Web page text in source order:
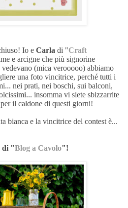
Io e Carla di "Craft
e arcigne che più signorine
(mica verooooo) abbiamo
una foto vincitrice, perché tutti i
nei prati, nei boschi, sui balconi,
insomma vi siete sbizzarrite
il caldone di questi giorni!
bianca e la vincitrice del contest è...
di "Blog a Cavolo"!